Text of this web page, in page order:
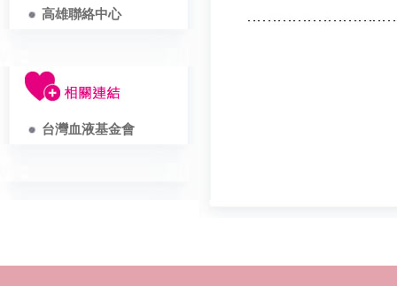
高雄聯絡中心
台灣血液基金會